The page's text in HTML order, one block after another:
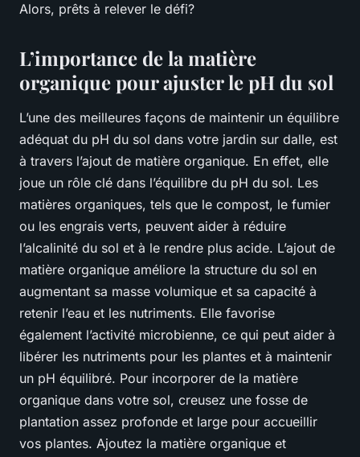
Alors, prêts à relever le défi?
L’importance de la matière
organique pour ajuster le pH du sol
L’une des meilleures façons de maintenir un équilibre
adéquat du pH du sol dans votre jardin sur dalle, est
à travers l’ajout de matière organique. En effet, elle
joue un rôle clé dans l’équilibre du pH du sol. Les
matières organiques, tels que le compost, le fumier
ou les engrais verts, peuvent aider à réduire
l’alcalinité du sol et à le rendre plus acide. L’ajout de
matière organique améliore la structure du sol en
augmentant sa masse volumique et sa capacité à
retenir l’eau et les nutriments. Elle favorise
également l’activité microbienne, ce qui peut aider à
libérer les nutriments pour les plantes et à maintenir
un pH équilibré. Pour incorporer de la matière
organique dans votre sol, creusez une fosse de
plantation assez profonde et large pour accueillir
vos plantes. Ajoutez la matière organique et